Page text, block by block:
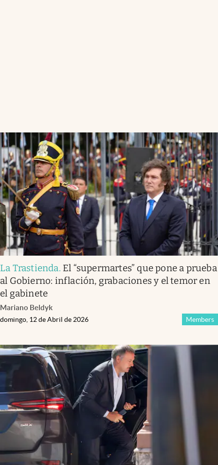
La Trastienda. El “supermartes” que pone a prueba
al Gobierno: inflación, grabaciones y el temor en
el gabinete
Mariano Beldyk
Members
domingo, 12 de Abril de 2026